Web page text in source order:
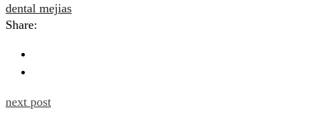
dental mejias
Share:
next post